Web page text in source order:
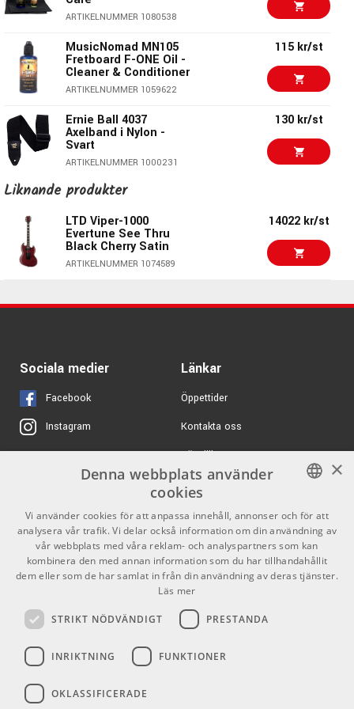
ARTIKELNUMMER 1074451
Standard RSS02T -
Fired Red
ARTIKELNUMMER 1093548
Sawtooth SE 20th
Anniversary
ARTIKELNUMMER 1095945
LTD Viper-256 Olympic
White
ARTIKELNUMMER 1083767
E-II Arrow NT Snow 27255 kr/st
ARTIKELNUMMER 1080538
MusicNomad MN105
Fretboard F-ONE Oil -
Cleaner & Conditioner
ARTIKELNUMMER 1059622
115 kr/st
Ernie Ball 4037
Axelband i Nylon -
Svart
ARTIKELNUMMER 1000231
130 kr/st
Kyser KGEBA Electric
ARTIKELNUMMER 1003864
Hercules GS412B-
ARTIKELNUMMER 1060189
475 kr/st
ARTIKELNUMMER 1047129
AMP CR-10 - 3m
instrumentkabel med
Ernie Ball 4220 -
ARTIKELNUMMER 1000242
Profile FPB01
Axelband – Svart läder
ARTIKELNUMMER 1062753
695 kr/st
ARTIKELNUMMER 1045916
Liknande produkter
LTD Viper-1000
Evertune See Thru
Black Cherry Satin
ARTIKELNUMMER 1074589
14022 kr/st
Sociala medier
Facebook
Instagram
X
Youtube
TikTok
Länkar
Öppettider
Kontakta oss
Köpvillkor
Butiken
Varumärken
GDPR & Cookies
Kontakt
Info
Mån-Fre: 10.00-18.00
SWEDISH
ENGLISH
×
Denna webbplats använder
cookies
Vi använder cookies för att anpassa innehåll, annonser och för att
analysera vår trafik. Vi delar också information om din användning av
vår webbplats med våra reklam- och analyspartners som kan
kombinera den med annan information som du har tillhandahållit
dem eller som de har samlat in från din användning av deras tjänster.
Läs mer
STRIKT NÖDVÄNDIGT PRESTANDA
INRIKTNING FUNKTIONER
OKLASSIFICERADE